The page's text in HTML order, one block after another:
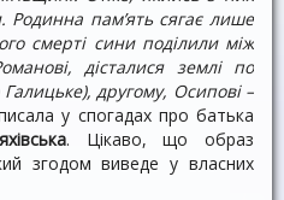
Родинна пам’ять сягає лише
смерті сини поділили між
дісталися землі по
другому, Осипові –
у спогадах про батька
. Цікаво, що образ
згодом виведе у власних